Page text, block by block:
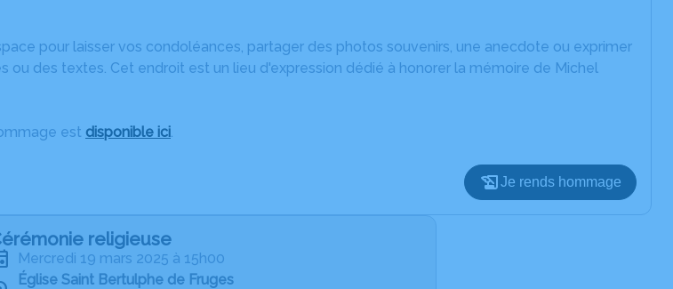
pour laisser vos condoléances, partager des photos souvenirs, une anecdote ou exprimer
ou des textes. Cet endroit est un lieu d'expression dédié à honorer la mémoire de Michel
est disponible ici.
Je rends hommage
religieuse
mercredi 19 mars 2025 à 15h00
Église Saint Bertulphe de Fruges